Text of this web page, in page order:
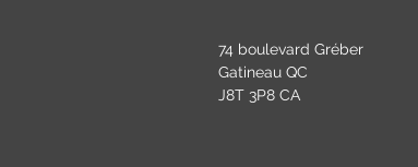
74 boulevard Gréber
Gatineau QC
J8T 3P8 CA